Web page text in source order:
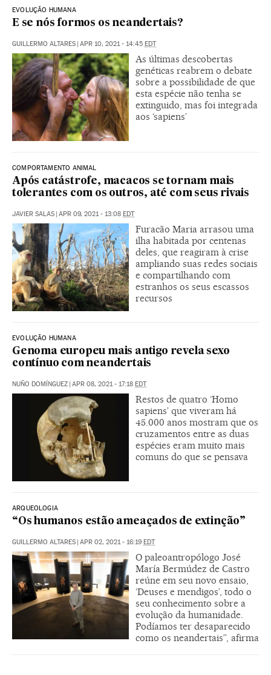
EVOLUÇÃO HUMANA
E se nós formos os neandertais?
GUILLERMO ALTARES APR 10, 2021 - 14:45 EDT
As últimas descobertas
genéticas reabrem o debate
sobre a possibilidade de que
esta espécie não tenha se
extinguido, mas foi integrada
aos ‘sapiens’
COMPORTAMENTO ANIMAL
Após catástrofe, macacos se tornam mais
tolerantes com os outros, até com seus rivais
JAVIER SALAS | APR 09, 2021 - 13:08 EDT
Furacão Maria arrasou uma
ilha habitada por centenas
deles, que reagiram à crise
ampliando suas redes sociais
e compartilhando com
estranhos os seus escassos
recursos
EVOLUÇÃO HUMANA
Genoma europeu mais antigo revela sexo
contínuo com neandertais
NUÑO DOMÍNGUEZ | APR 08, 2021 - 17:18 EDT
Restos de quatro ‘Homo
sapiens’ que viveram há
45.000 anos mostram que os
cruzamentos entre as duas
espécies eram muito mais
comuns do que se pensava
ARQUEOLOGIA
“Os humanos estão ameaçados de extinção”
GUILLERMO ALTARES | APR 02, 2021 - 16:19 EDT
O paleoantropólogo José
María Bermúdez de Castro
reúne em seu novo ensaio,
‘Deuses e mendigos’, todo o
seu conhecimento sobre a
evolução da humanidade.
Podíamos ter desaparecido
como os neandertais”, afirma